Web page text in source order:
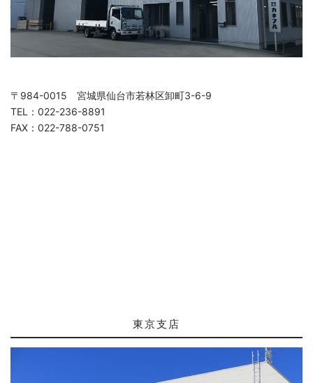
〒984-0015 宮城県仙台市若林区卸町3-6-9
TEL：022-236-8891
FAX：022-788-0751
東京支店